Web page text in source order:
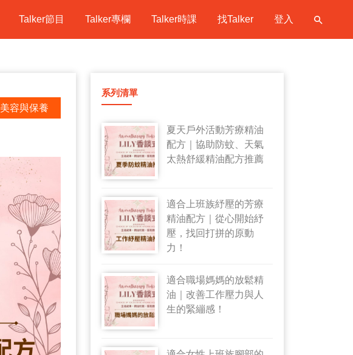
Talker節目 Talker專欄 Talker時課 找Talker 登入
美容與保養
系列清單
夏天戶外活動芳療精油
配方｜協助防蚊、天氣
太熱舒緩精油配方推薦
適合上班族紓壓的芳療
精油配方｜從心開始紓
壓，找回打拼的原動
力！
適合職場媽媽的放鬆精
油｜改善工作壓力與人
生的緊繃感！